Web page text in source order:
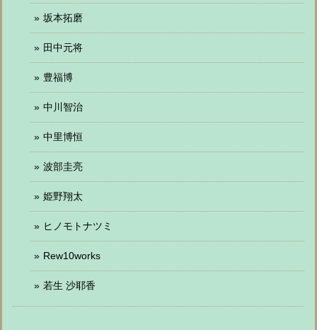
坂本拓磨
田中元将
豊福博
中川智治
中里博恒
波部圭亮
姫野翔太
ヒノモトナツミ
Rew10works
若生 沙耶香